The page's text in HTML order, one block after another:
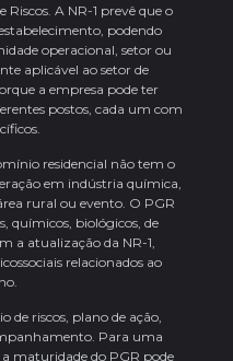
A NR-1 prevê que o
podendo
operacional, setor ou
aplicável ao setor de
a empresa pode ter
postos, cada um com
residencial não tem o
em indústria química,
rural ou evento. O PGR
químicos, biológicos, de
a atualização da NR-1,
relacionados ao
de riscos, plano de ação,
Para uma
maturidade do PGR pode